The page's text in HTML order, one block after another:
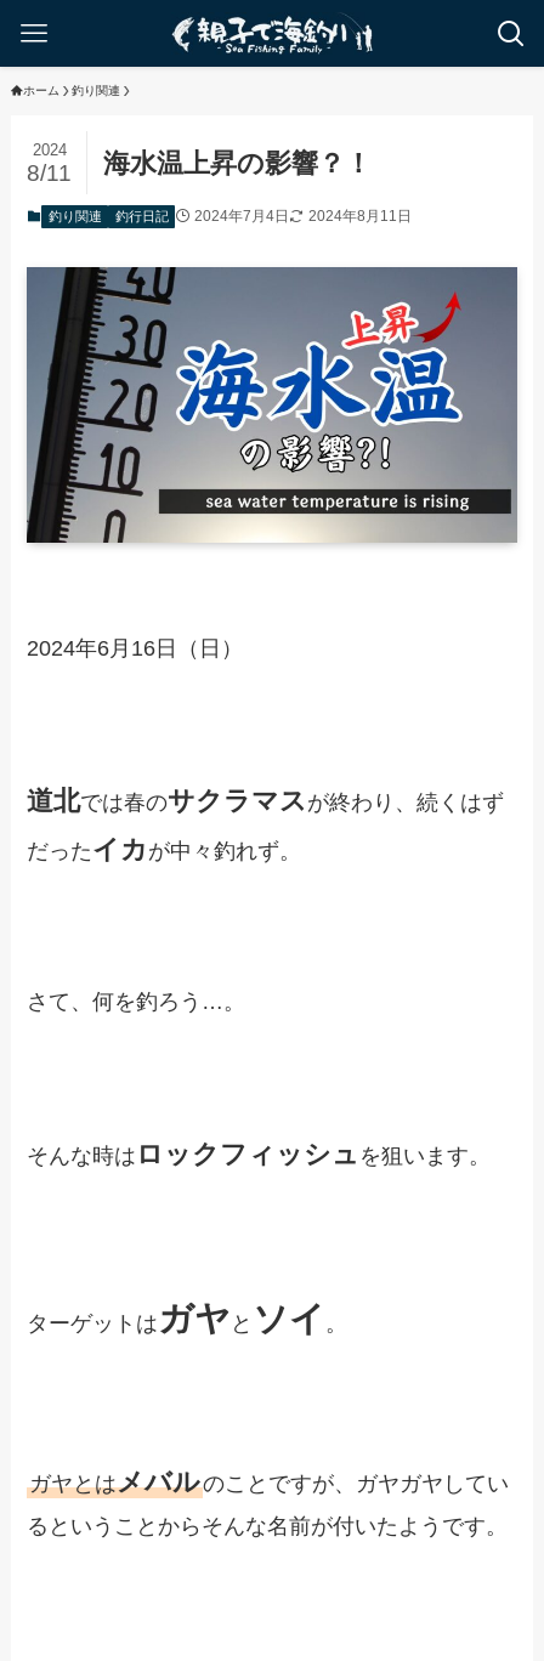
ホーム 釣り関連
海水温上昇の影響？！
2024
8/11
釣り関連 釣行日記 2024年7月4日 2024年8月11日
2024年6月16日（日）
道北では春のサクラマス が終わり、続くはず
だったイカ が中々釣れず。
さて、何を釣ろう…。
そんな時は ロックフィッシュ を狙います。
ターゲットは ガヤ と ソイ 。
ガヤとはメバルのことですが、ガヤガヤしてい
るということからそんな名前が付いたようです。